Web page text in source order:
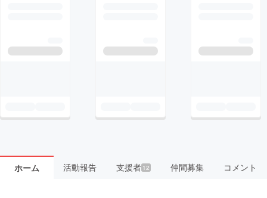
ホーム 活動報告 支援者 12 仲間募集 コメント